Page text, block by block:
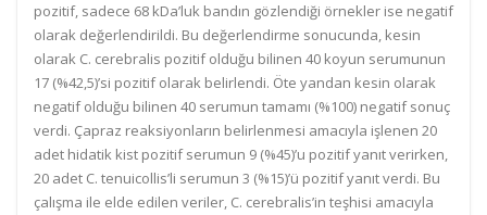
pozitif, sadece 68 kDa’luk bandın gözlendiği örnekler ise negatif
olarak değerlendirildi. Bu değerlendirme sonucunda, kesin
olarak C. cerebralis pozitif olduğu bilinen 40 koyun serumunun
17 (%42,5)’si pozitif olarak belirlendi. Öte yandan kesin olarak
negatif olduğu bilinen 40 serumun tamamı (%100) negatif sonuç
verdi. Çapraz reaksiyonların belirlenmesi amacıyla işlenen 20
adet hidatik kist pozitif serumun 9 (%45)’u pozitif yanıt verirken,
20 adet C. tenuicollis’li serumun 3 (%15)’ü pozitif yanıt verdi. Bu
çalışma ile elde edilen veriler, C. cerebralis’in teşhisi amacıyla